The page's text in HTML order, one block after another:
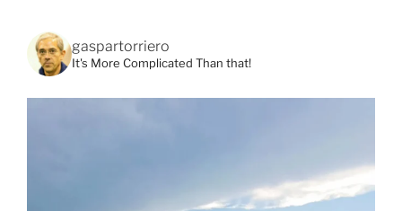
gaspartorriero
It's More Complicated Than that!